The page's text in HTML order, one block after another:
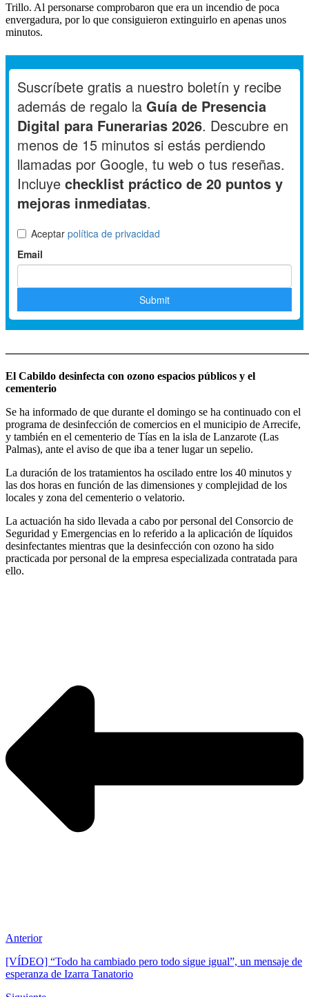
Trillo. Al personarse comprobaron que era un incendio de poca
envergadura, por lo que consiguieron extinguirlo en apenas unos
minutos.
El Cabildo desinfecta con ozono espacios públicos y el
cementerio
Se ha informado de que durante el domingo se ha continuado con el
programa de desinfección de comercios en el municipio de Arrecife,
y también en el cementerio de Tías en la isla de Lanzarote (Las
Palmas), ante el aviso de que iba a tener lugar un sepelio.
La duración de los tratamientos ha oscilado entre los 40 minutos y
las dos horas en función de las dimensiones y complejidad de los
locales y zona del cementerio o velatorio.
La actuación ha sido llevada a cabo por personal del Consorcio de
Seguridad y Emergencias en lo referido a la aplicación de líquidos
desinfectantes mientras que la desinfección con ozono ha sido
practicada por personal de la empresa especializada contratada para
ello.
Anterior
[VÍDEO] “Todo ha cambiado pero todo sigue igual”, un mensaje de
esperanza de Izarra Tanatorio